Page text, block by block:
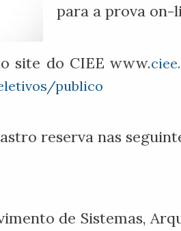
para a prova on-
site do CIEE www.
publico
reserva nas
de Sistemas,